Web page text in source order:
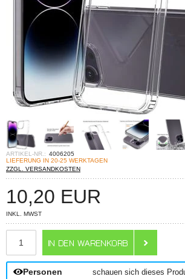
ARTIKEL-NR.: 4006205
LIEFERUNG IN 20-25 WERKTAGEN
ZZGL. VERSANDKOSTEN
10,20 EUR
INKL. MWST
Personen schauen sich dieses